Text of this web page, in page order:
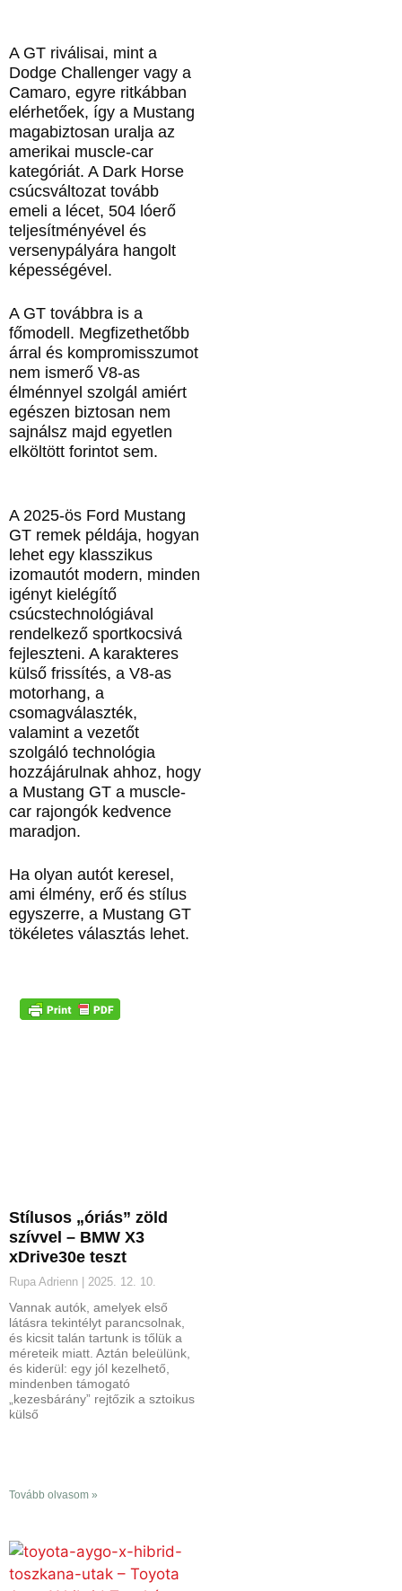
A GT riválisai, mint a
Dodge Challenger vagy a
Camaro, egyre ritkábban
elérhetőek, így a Mustang
magabiztosan uralja az
amerikai muscle-car
kategóriát. A Dark Horse
csúcsváltozat tovább
emeli a lécet, 504 lóerő
teljesítményével és
versenypályára hangolt
képességével.
A GT továbbra is a
főmodell. Megfizethetőbb
árral és kompromisszumot
nem ismerő V8‑as
élménnyel szolgál amiért
egészen biztosan nem
sajnálsz majd egyetlen
elköltött forintot sem.
A 2025‑ös Ford Mustang
GT remek példája, hogyan
lehet egy klasszikus
izomautót modern, minden
igényt kielégítő
csúcstechnológiával
rendelkező sportkocsivá
fejleszteni. A karakteres
külső frissítés, a V8-as
motorhang, a
csomagválaszték,
valamint a vezetőt
szolgáló technológia
hozzájárulnak ahhoz, hogy
a Mustang GT a muscle-
car rajongók kedvence
maradjon.
Ha olyan autót keresel,
ami élmény, erő és stílus
egyszerre, a Mustang GT
tökéletes választás lehet.
Stílusos „óriás” zöld
szívvel – BMW X3
xDrive30e teszt
Rupa Adrienn 2025. 12. 10.
Vannak autók, amelyek első
látásra tekintélyt parancsolnak,
és kicsit talán tartunk is tőlük a
méreteik miatt. Aztán beleülünk,
és kiderül: egy jól kezelhető,
mindenben támogató
„kezesbárány” rejtőzik a sztoikus
külső
Tovább olvasom »